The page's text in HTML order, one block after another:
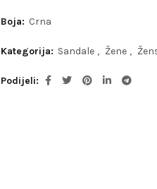
Boja: Crna
Kategorija: Sandale , Žene ,
Podijeli